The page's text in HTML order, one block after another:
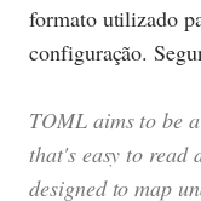
formato utilizado
configuração.
TOML aims to be
that's easy to read
designed to map